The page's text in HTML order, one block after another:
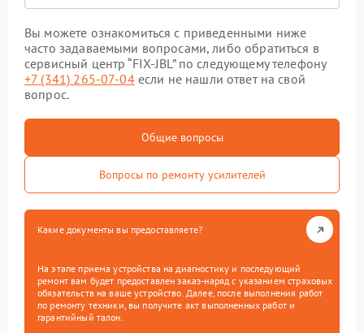
Вы можете ознакомиться с приведенными ниже
часто задаваемыми вопросами, либо обратиться в
сервисный центр “FIX-JBL” по следующему телефону
+7 (341) 265-07-04если не нашли ответ на свой
вопрос.
Общие вопросы
Вопросы по ремонту усилителей
Какие документы вы предоставляете?
На этапе приема устройства на диагностику и последующий
ремонт вам будет предоставлен заказ-наряд с указанием страховых
обязательств на ваше устройство. Далее, после выполнения работ
по ремонту техники, вы получите акт выполненных работ и
гарантийный талон.